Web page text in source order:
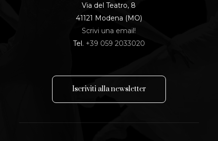
Via del Teatro, 8
41121 Modena (MO)
Scrivi una email!
Tel. +39 059 2033020
Iscriviti allanewsletter